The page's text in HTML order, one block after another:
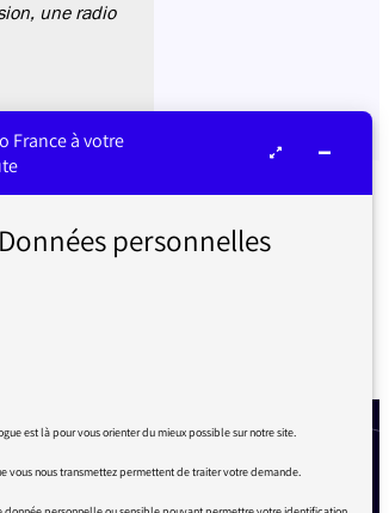
une radio
France à votre
Données personnelles
est là pour vous orienter du mieux possible sur notre site.
vous nous transmettez permettent de traiter votre demande.